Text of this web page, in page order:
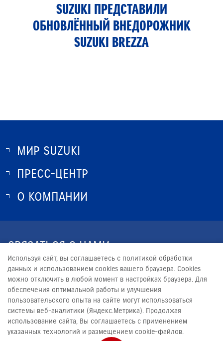
SUZUKI ПРЕДСТАВИЛИ
ОБНОВЛЁННЫЙ ВНЕДОРОЖНИК
SUZUKI BREZZA
МИР SUZUKI
О SUZUKI
ПРЕСС-ЦЕНТР
НОВОСТИ
О КОМПАНИИ
СВЯЗАТЬСЯ С НАМИ
+7 (812) 320-22-00
PROMO@AVTOMIR.RU
© 2026
Используя сайт, вы соглашаетесь с политикой обработки
данных и использованием cookies вашего браузера. Cookies
можно отключить в любой момент в настройках браузера. Для
обеспечения оптимальной работы и улучшения
пользовательского опыта на сайте могут использоваться
системы веб-аналитики (Яндекс.Метрика). Продолжая
использование сайта, Вы соглашаетесь с применением
указанных технологий и размещением cookie-файлов.